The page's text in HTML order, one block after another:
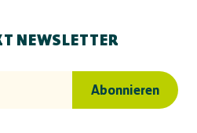
NEWSLETTER
Abonnieren